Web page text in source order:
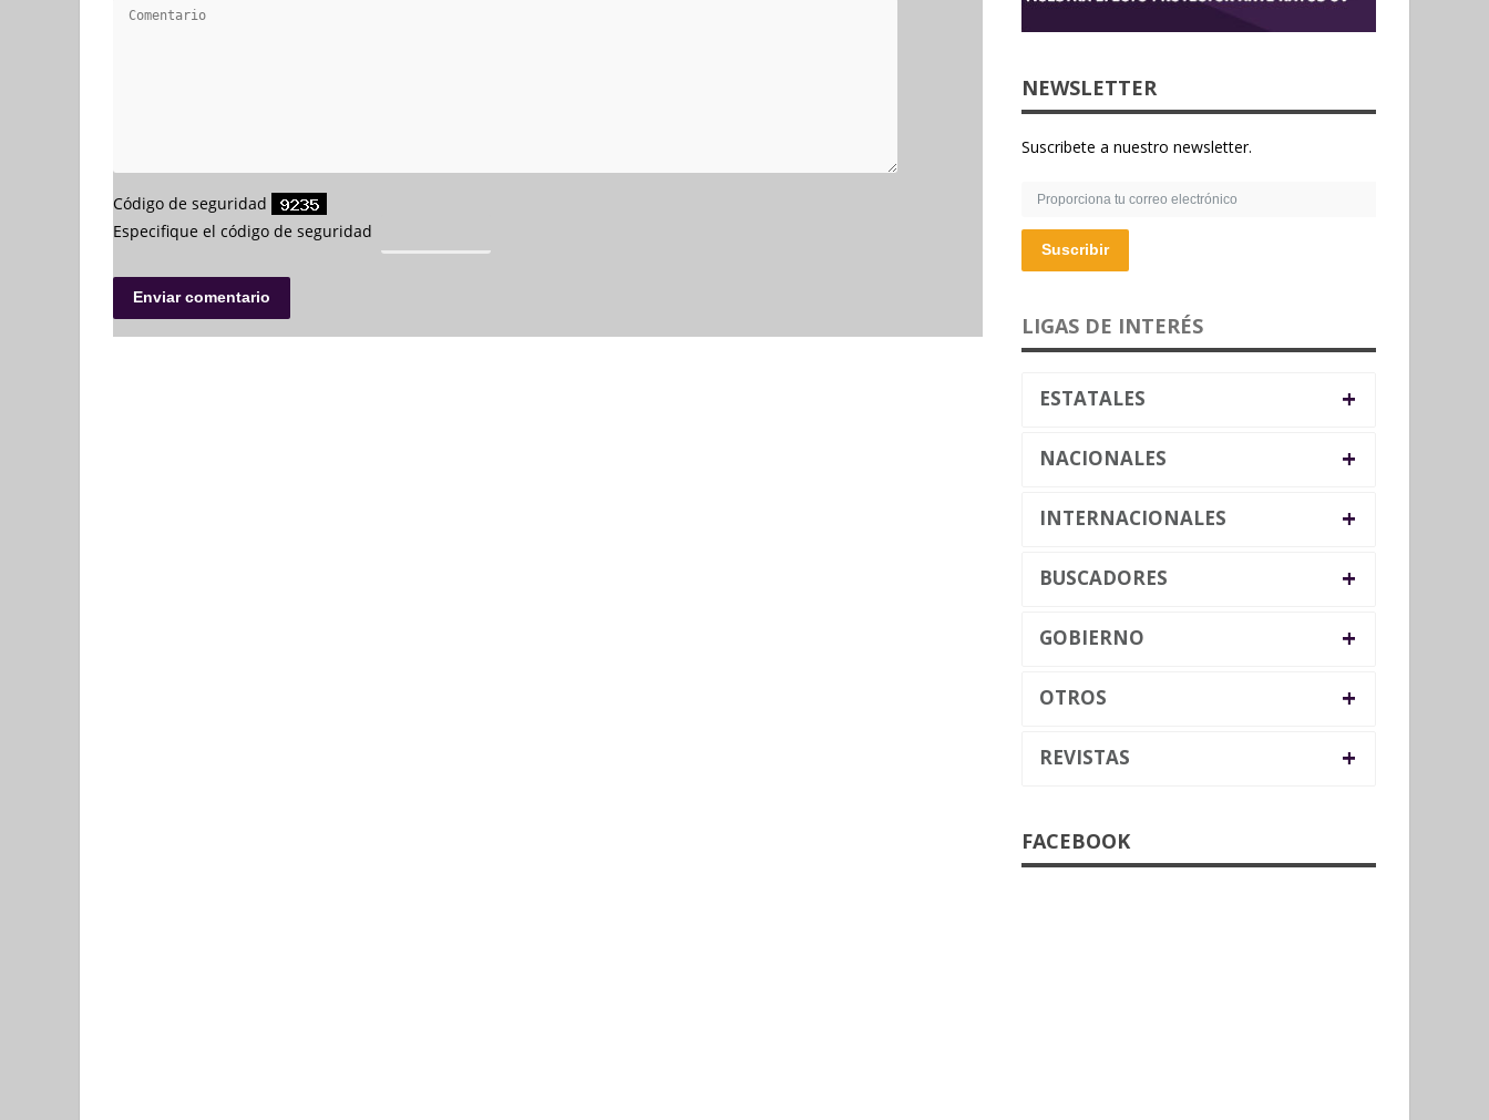
NEWSLETTER
Suscribete a nuestro newsletter.
Suscribir
LIGAS DE INTERÉS
ESTATALES +
NACIONALES +
INTERNACIONALES +
BUSCADORES +
GOBIERNO +
OTROS +
REVISTAS +
FACEBOOK